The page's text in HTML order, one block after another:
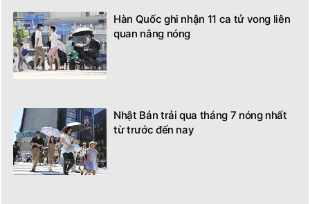
Hàn Quốc ghi nhận 11 ca tử vong liên
quan nắng nóng
Nhật Bản trải qua tháng 7 nóng nhất
từ trước đến nay